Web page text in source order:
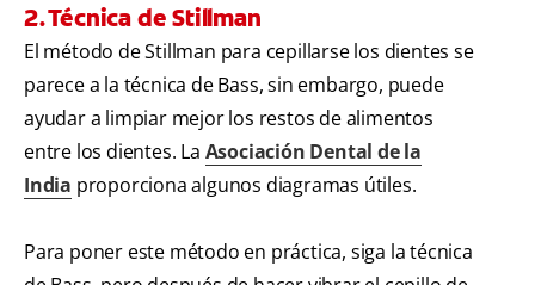
2. Técnica de Stillman
El método de Stillman para cepillarse los dientes se
parece a la técnica de Bass, sin embargo, puede
ayudar a limpiar mejor los restos de alimentos
entre los dientes. La Asociación Dental de la
India proporciona algunos diagramas útiles.
Para poner este método en práctica, siga la técnica